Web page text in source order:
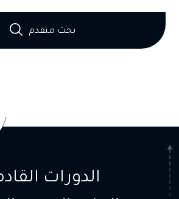
بحث متقدم
الدورات